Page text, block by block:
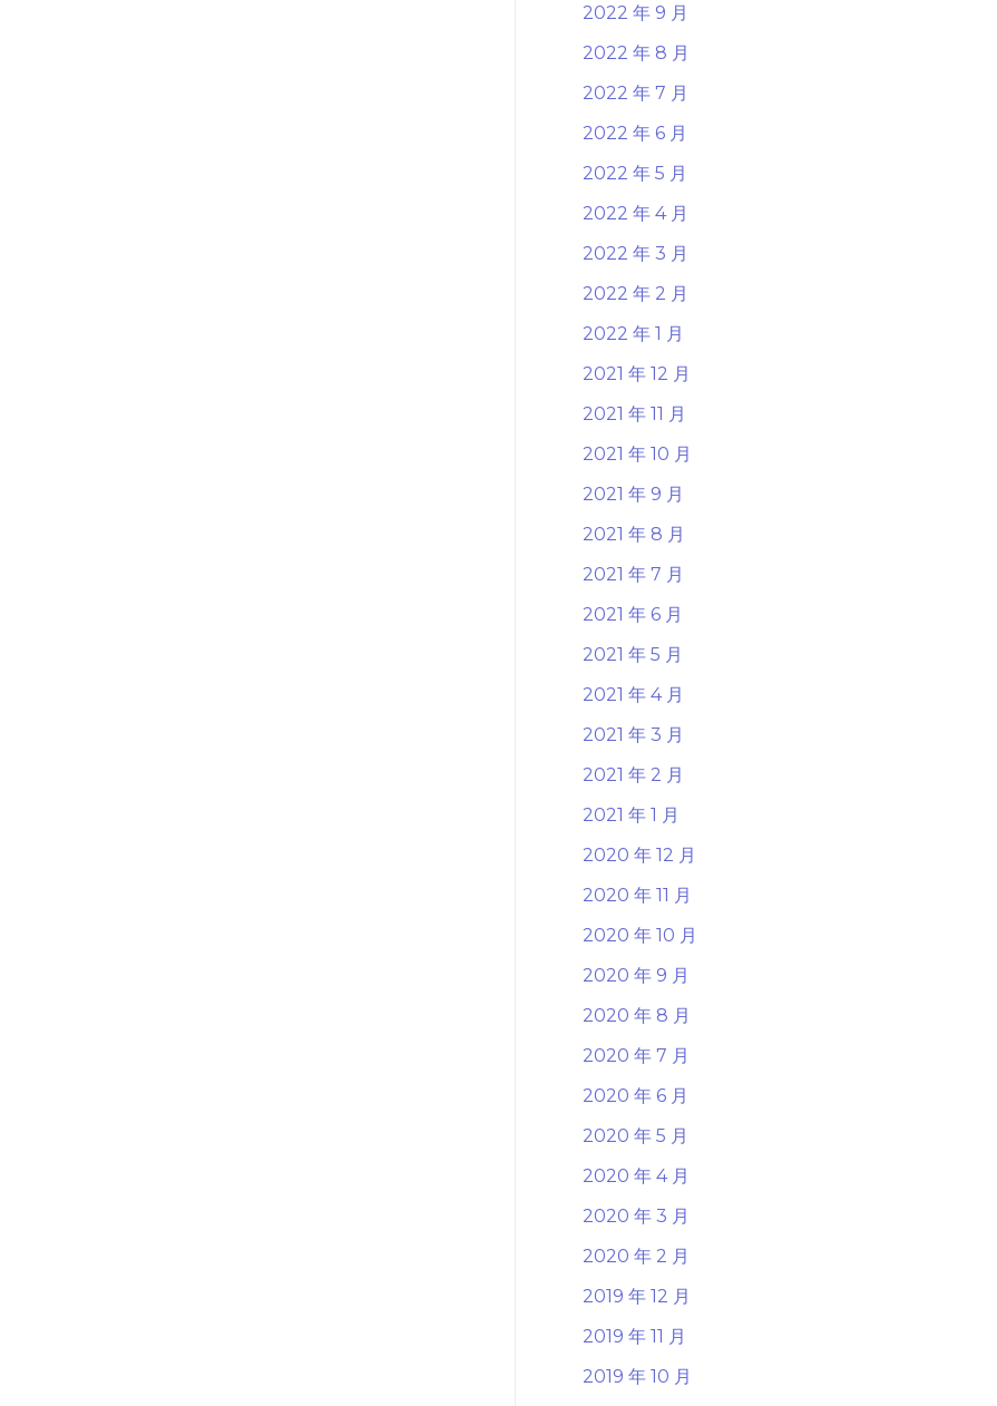
2022 年 9 月
2022 年 8 月
2022 年 7 月
2022 年 6 月
2022 年 5 月
2022 年 4 月
2022 年 3 月
2022 年 2 月
2022 年 1 月
2021 年 12 月
2021 年 11 月
2021 年 10 月
2021 年 9 月
2021 年 8 月
2021 年 7 月
2021 年 6 月
2021 年 5 月
2021 年 4 月
2021 年 3 月
2021 年 2 月
2021 年 1 月
2020 年 12 月
2020 年 11 月
2020 年 10 月
2020 年 9 月
2020 年 8 月
2020 年 7 月
2020 年 6 月
2020 年 5 月
2020 年 4 月
2020 年 3 月
2020 年 2 月
2019 年 12 月
2019 年 11 月
2019 年 10 月